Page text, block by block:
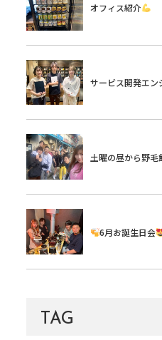
オフィス紹介
サービス開発エン
土曜の昼から野毛
6月お誕生日会
TAG